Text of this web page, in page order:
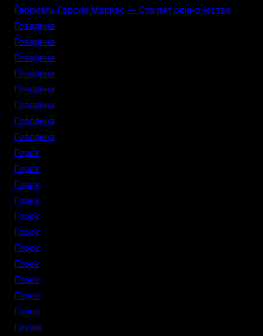
Габриэль Гарсиа Маркес — Сто лет одиночества
Говядина
Говядина
Говядина
Говядина
Говядина
Говядина
Говядина
Говядина
Горох
Горох
Горох
Горох
Горох
Горох
Горох
Горох
Горох
Горох
Горох
Груша